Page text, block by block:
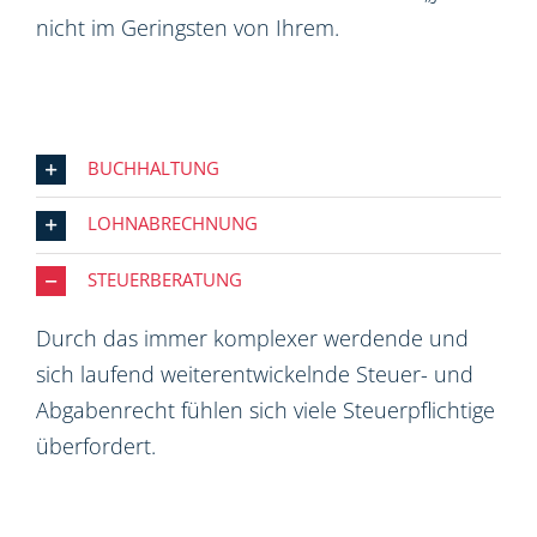
nicht im Geringsten von Ihrem.
BUCHHALTUNG
LOHNABRECHNUNG
STEUERBERATUNG
Durch das immer komplexer werdende und
sich laufend weiterentwickelnde Steuer- und
Abgabenrecht fühlen sich viele Steuerpflichtige
überfordert.